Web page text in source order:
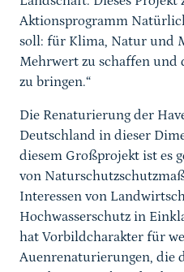
Aktionsprogramm
soll: für Klima, Natur und
Mehrwert zu schaffen und
zu bringen.“
Die Renaturierung der
Deutschland in dieser
diesem Großprojekt ist es
von
Interessen von
Hochwasserschutz in
hat Vorbildcharakter für
Auenrenaturierungen, die